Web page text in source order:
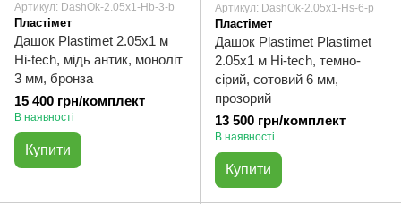
Артикул: DashOk-2.05x1-Hb-3-b
Пластімет
Дашок Plastimet 2.05x1 м
Hi-tech, мідь антик, моноліт
3 мм, бронза
15 400 грн/комплект
В наявності
Купити
Артикул: DashOk-2.05x1-Hs-6-p
Пластімет
Дашок Plastimet Plastimet
2.05x1 м Hi-tech, темно-
сірий, сотовий 6 мм,
прозорий
13 500 грн/комплект
В наявності
Купити